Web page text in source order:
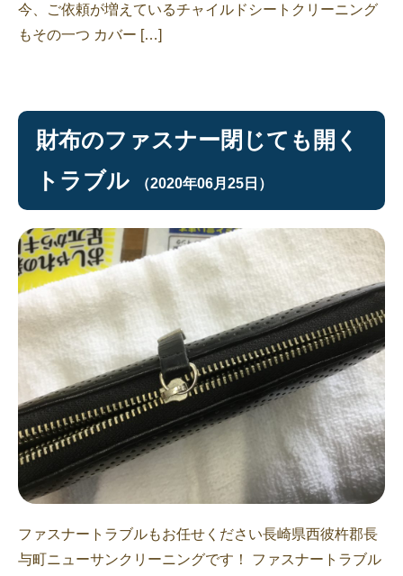
今、ご依頼が増えているチャイルドシートクリーニング
もその一つ カバー […]
財布のファスナー閉じても開く
トラブル
（2020年06月25日）
ファスナートラブルもお任せください長崎県西彼杵郡長
与町ニューサンクリーニングです！ ファスナートラブル